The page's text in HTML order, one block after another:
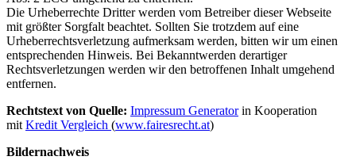
Die Urheberrechte Dritter werden vom Betreiber dieser Webseite
mit größter Sorgfalt beachtet. Sollten Sie trotzdem auf eine
Urheberrechtsverletzung aufmerksam werden, bitten wir um einen
entsprechenden Hinweis. Bei Bekanntwerden derartiger
Rechtsverletzungen werden wir den betroffenen Inhalt umgehend
entfernen.
Rechtstext von Quelle: Impressum Generatorin Kooperation
mit Kredit Vergleich (www.fairesrecht.at)
Bildernachweis